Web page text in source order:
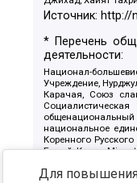
Источник: http://
* Перечень
деятельности:
Национал-
Учреждение,
Карачая, Союз
национальное
Коренного
Белый Крест,
Артподготовка,
Для повышения